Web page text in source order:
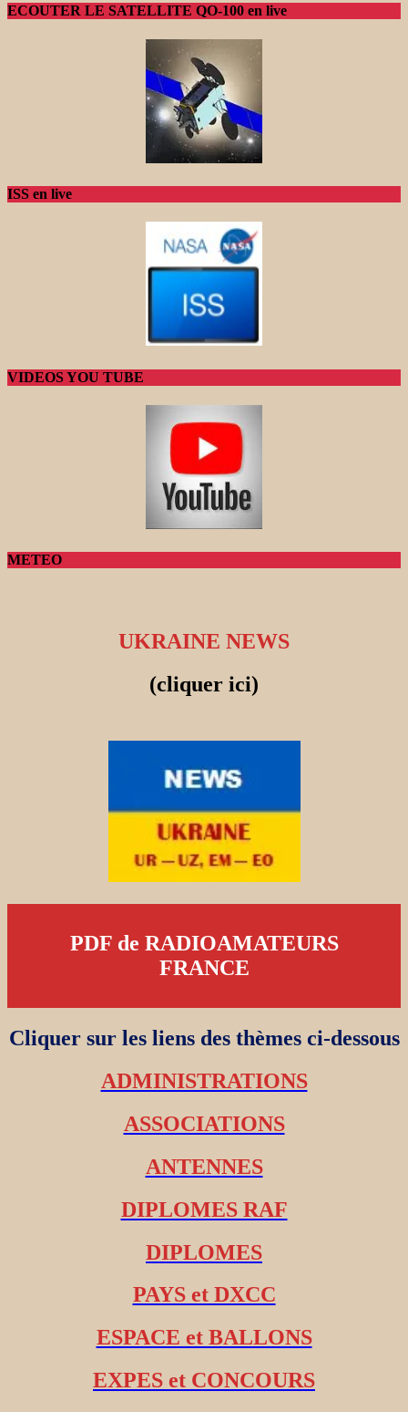
ECOUTER LE SATELLITE QO-100 en live
ISS en live
VIDEOS YOU TUBE
METEO
UKRAINE NEWS
(cliquer ici)
PDF de RADIOAMATEURS
FRANCE
Cliquer sur les liens des thèmes ci-dessous
ADMINISTRATIONS
ASSOCIATIONS
ANTENNES
DIPLOMES RAF
DIPLOMES
PAYS et DXCC
ESPACE et BALLONS
EXPES et CONCOURS